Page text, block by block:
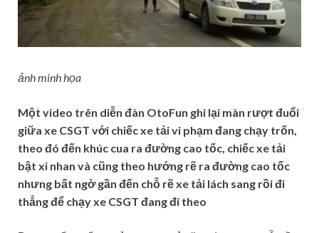
ảnh minh họa
Một video trên diễn đàn OtoFun ghi lại màn rượt đuổi
giữa xe CSGT với chiếc xe tải vi phạm đang chạy trốn,
theo đó đến khúc cua ra đường cao tốc, chiếc xe tải
bật xi nhan và cũng theo hướng rẽ ra đường cao tốc
nhưng bất ngờ gần đến chỗ rẽ xe tải lách sang rồi đi
thẳng để chạy xe CSGT đang đi theo